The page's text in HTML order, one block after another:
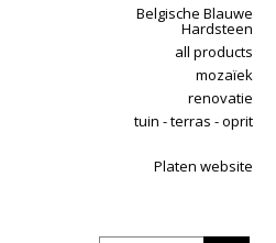
Belgische Blauwe
Hardsteen
all products
mozaïek
renovatie
tuin - terras - oprit
Platen website